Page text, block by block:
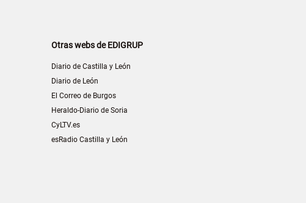
Otras webs de EDIGRUP
Diario de Castilla y León
Diario de León
El Correo de Burgos
Heraldo-Diario de Soria
CyLTV.es
esRadio Castilla y León